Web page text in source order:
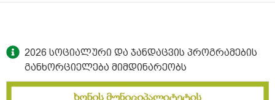
2026 სოციალური და ჯანდაცვის პროგრამების
განხორციელება მიმდინარეობს